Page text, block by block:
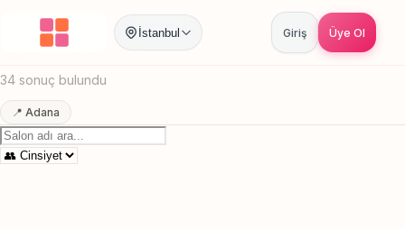
İstanbul Giriş Üye Ol
Anasayfa / /
Adana Cilt Bakımı
34 sonuç bulundu
📍 Adana
Canlı sonuçlar Online randevu